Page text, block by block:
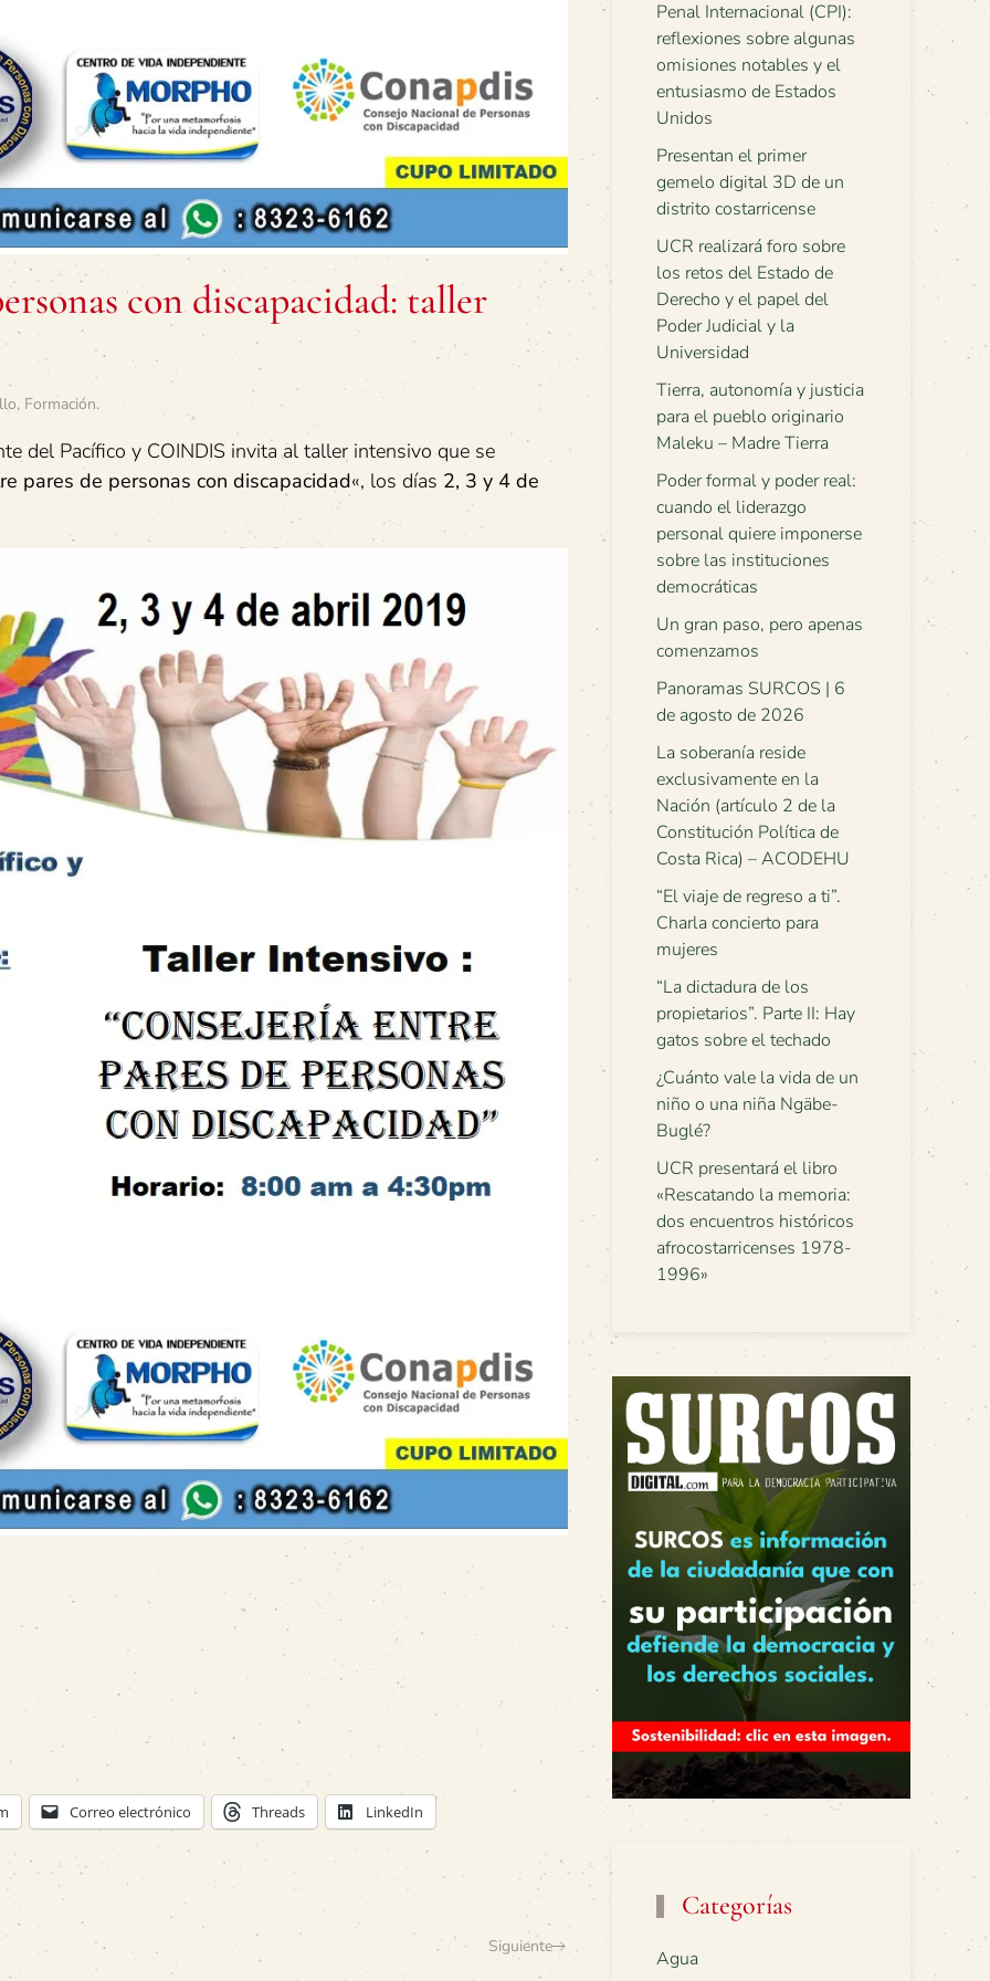
con discapacidad: taller
, Formación.
del Pacífico y COINDIS invita al taller intensivo que se
pares de personas con discapacidad«, los días 2, 3 y 4 de
Correo electrónico Threads LinkedIn
Siguiente
Penal Internacional (CPI):
reflexiones sobre algunas
omisiones notables y el
entusiasmo de Estados
Unidos
Presentan el primer
gemelo digital 3D de un
distrito costarricense
UCR realizará foro sobre
los retos del Estado de
Derecho y el papel del
Poder Judicial y la
Universidad
Tierra, autonomía y justicia
para el pueblo originario
Maleku – Madre Tierra
Poder formal y poder real:
cuando el liderazgo
personal quiere imponerse
sobre las instituciones
democráticas
Un gran paso, pero apenas
comenzamos
Panoramas SURCOS | 6
de agosto de 2026
La soberanía reside
exclusivamente en la
Nación (artículo 2 de la
Constitución Política de
Costa Rica) – ACODEHU
“El viaje de regreso a ti”.
Charla concierto para
mujeres
“La dictadura de los
propietarios”. Parte II: Hay
gatos sobre el techado
¿Cuánto vale la vida de un
niño o una niña Ngäbe-
Buglé?
UCR presentará el libro
«Rescatando la memoria:
dos encuentros históricos
afrocostarricenses 1978-
1996»
Categorías
Agua